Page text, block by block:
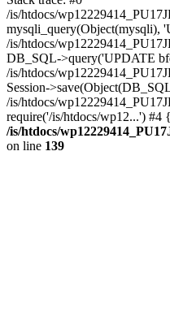
/is/htdocs/
mysqli_query(Object(mysqli),
/is/htdocs/
DB_SQL->query('UPDATE
/is/htdocs/
Session-
/is/htdocs/
require('/is/htdocs/wp12...')
/is/htdocs/
on line 139